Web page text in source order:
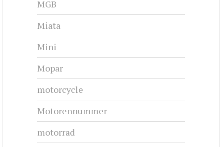
MGB
Miata
Mini
Mopar
motorcycle
Motorennummer
motorrad